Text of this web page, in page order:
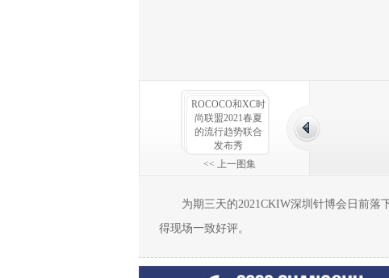
ROCOCO和XC时
尚联盟2021春夏
的流行趋势联合
发布秀
<< 上一图集
为期三天的2021CKIW深圳针博会日前落下
得现场一致好评。